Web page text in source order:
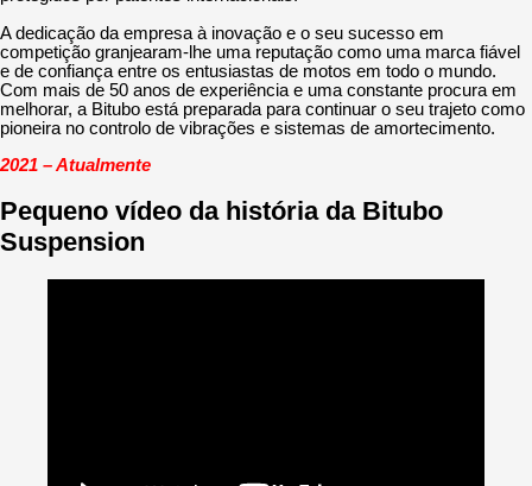
A dedicação da empresa à inovação e o seu sucesso em
competição granjearam-lhe uma reputação como uma marca fiável
e de confiança entre os entusiastas de motos em todo o mundo.
Com mais de 50 anos de experiência e uma constante procura em
melhorar, a Bitubo está preparada para continuar o seu trajeto como
pioneira no controlo de vibrações e sistemas de amortecimento.
2021 – Atualmente
Pequeno vídeo da história da Bitubo
Suspension